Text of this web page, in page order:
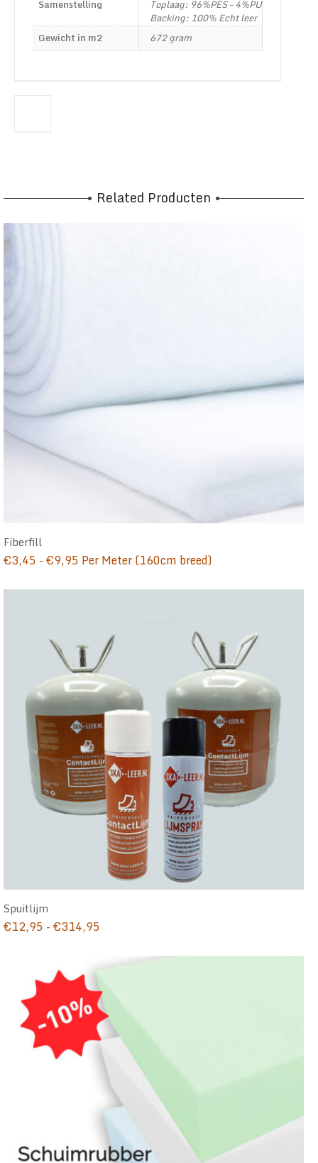
Samenstelling
Toplaag: 96%PES – 4%PU
Backing: 100% Echt leer
Gewicht in m2
672 gram
Related Producten
Fiberfill
€3,45 -€9,95 Prijsklasse:
tot
Per Meter (160cm breed)
Spuitlijm
€12,95 -€314,95
€314,95